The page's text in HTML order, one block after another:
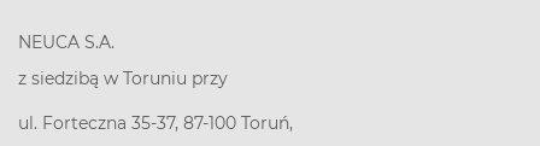
NEUCA S.A.
z siedzibą w Toruniu przy
ul. Forteczna 35-37, 87-100 Toruń,